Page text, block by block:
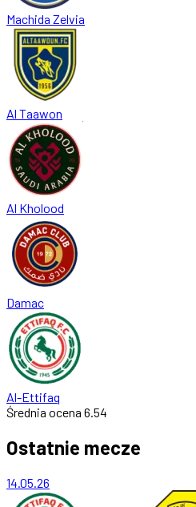
Machida Zelvia
Al Taawon
Al Kholood
Damac
Al-Ettifaq
Średnia ocena 6.54
Ostatnie mecze
14.05.26